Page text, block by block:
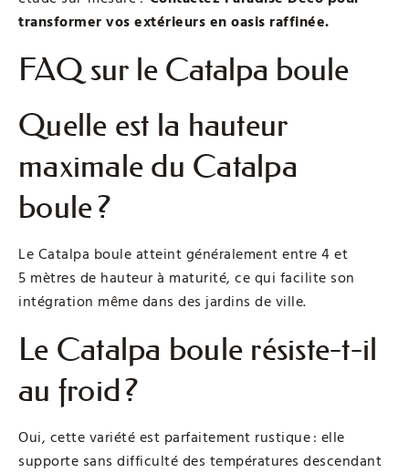
transformer vos extérieurs en oasis raffinée.
FAQ sur le Catalpa boule
Quelle est la hauteur
maximale du Catalpa
boule ?
Le Catalpa boule atteint généralement entre 4 et
5 mètres de hauteur à maturité, ce qui facilite son
intégration même dans des jardins de ville.
Le Catalpa boule résiste-t-il
au froid ?
Oui, cette variété est parfaitement rustique : elle
supporte sans difficulté des températures descendant